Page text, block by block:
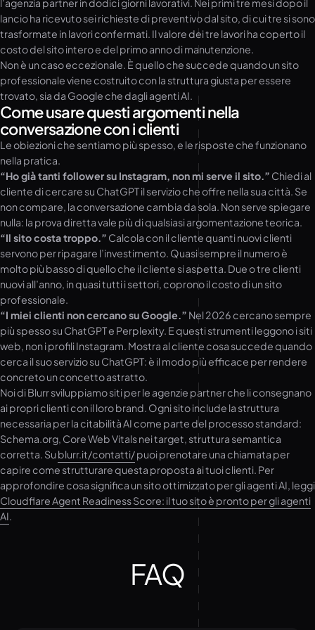
l’agenzia partner in dodici giorni lavorativi. Nei primi tre mesi dopo il
lancio ha ricevuto sei richieste di preventivo dal sito, di cui tre si sono
trasformate in lavori confermati. Il valore dei tre lavori ha coperto il
costo del sito intero e del primo anno di manutenzione.
Non è un caso eccezionale. È quello che succede quando un sito
professionale viene costruito con la struttura giusta per essere
trovato, sia da Google che dagli agenti AI.
Come usare questi argomenti nella
conversazione con i clienti
Le obiezioni che sentiamo più spesso, e le risposte che funzionano
nella pratica.
“Ho già tanti follower su Instagram, non mi serve il sito.” Chiedi al
cliente di cercare su ChatGPT il servizio che offre nella sua città. Se
non compare, la conversazione cambia da sola. Non serve spiegare
nulla: la prova diretta vale più di qualsiasi argomentazione teorica.
“Il sito costa troppo.” Calcola con il cliente quanti nuovi clienti
servono per ripagare l’investimento. Quasi sempre il numero è
molto più basso di quello che il cliente si aspetta. Due o tre clienti
nuovi all’anno, in quasi tutti i settori, coprono il costo di un sito
professionale.
“I miei clienti non cercano su Google.” Nel 2026 cercano sempre
più spesso su ChatGPT e Perplexity. E questi strumenti leggono i siti
web, non i profili Instagram. Mostra al cliente cosa succede quando
cerca il suo servizio su ChatGPT: è il modo più efficace per rendere
concreto un concetto astratto.
Noi di Blurr sviluppiamo siti per le agenzie partner che li consegnano
ai propri clienti con il loro brand. Ogni sito include la struttura
necessaria per la citabilità AI come parte del processo standard:
Schema.org, Core Web Vitals nei target, struttura semantica
corretta. Su blurr.it/contatti/puoi prenotare una chiamata per
capire come strutturare questa proposta ai tuoi clienti. Per
approfondire cosa significa un sito ottimizzato per gli agenti AI, leggi
Cloudflare Agent Readiness Score: il tuo sito è pronto per gli agenti
AI.
FAQ